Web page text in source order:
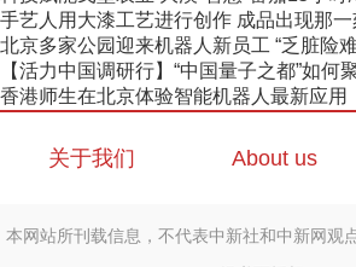
手艺人用大漆工艺进行创作 成品出现那一
北京多家公园迎来机器人新员工 “乏脏险
【活力中国调研行】“中国量子之都”如何
香港师生在北京体验智能机器人最新应用
关于我们 About us
本网站所刊载信息，不代表中新社和中新网观